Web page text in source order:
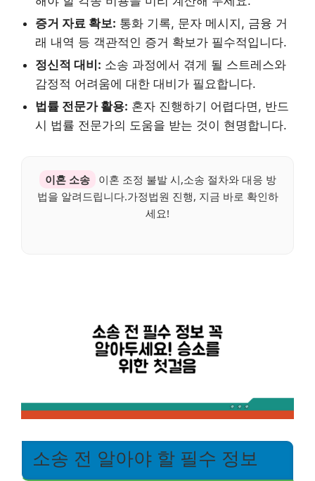
증거 자료 확보: 통화 기록, 문자 메시지, 금융 거
래 내역 등 객관적인 증거 확보가 필수적입니다.
정신적 대비: 소송 과정에서 겪게 될 스트레스와
감정적 어려움에 대한 대비가 필요합니다.
법률 전문가 활용: 혼자 진행하기 어렵다면, 반드
시 법률 전문가의 도움을 받는 것이 현명합니다.
이혼 소송
이혼 조정 불발 시,소송 절차와 대응 방
법을 알려드립니다.가정법원 진행, 지금 바로 확인하
세요!
소송 전 알아야 할 필수 정보